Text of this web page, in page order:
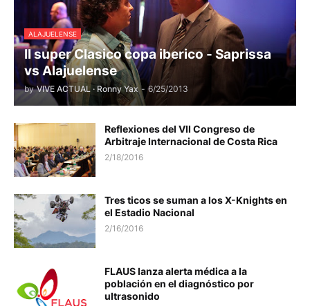
ALAJUELENSE
II super Clasico copa iberico - Saprissa
vs Alajuelense
by VIVE ACTUAL · Ronny Yax - 6/25/2013
Reflexiones del VII Congreso de
Arbitraje Internacional de Costa Rica
2/18/2016
Tres ticos se suman a los X-Knights en
el Estadio Nacional
2/16/2016
FLAUS lanza alerta médica a la
población en el diagnóstico por
ultrasonido